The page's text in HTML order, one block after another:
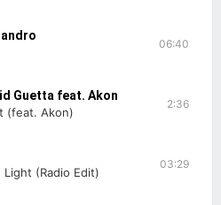
06:40
Guetta feat. Akon
(feat. Akon)
2:36
(Radio Edit)
03:29